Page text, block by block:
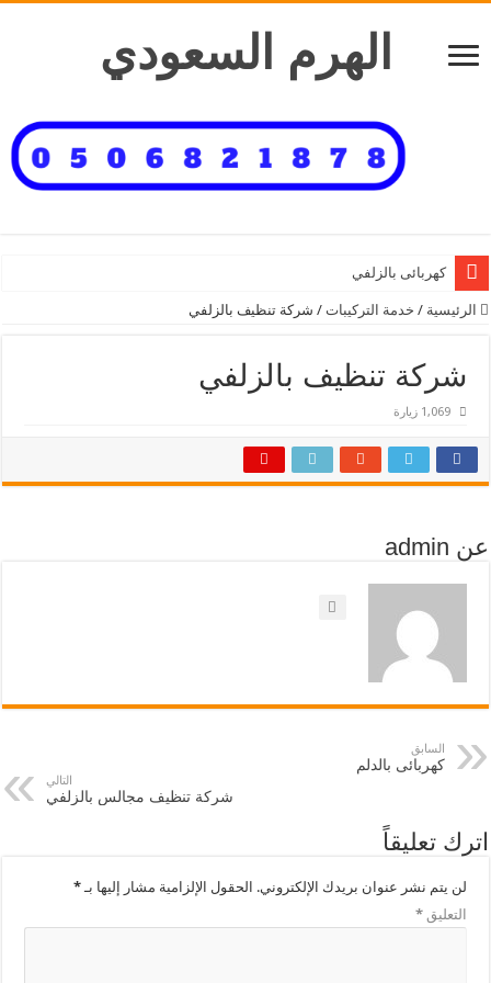
الهرم السعودي
كهربائى بالزلفي
الرئيسية / خدمة التركيبات / شركة تنظيف بالزلفي
شركة تنظيف بالزلفي
1,069 زيارة
عن admin
السابق
كهربائى بالدلم
التالي
شركة تنظيف مجالس بالزلفي
اترك تعليقاً
لن يتم نشر عنوان بريدك الإلكتروني. الحقول الإلزامية مشار إليها بـ*
التعليق*